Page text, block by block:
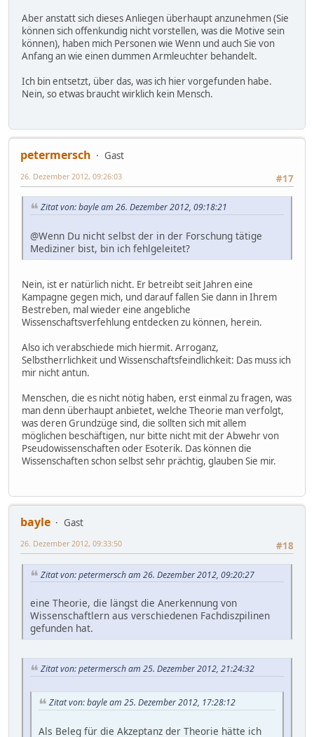
Aber anstatt sich dieses Anliegen überhaupt anzunehmen (Sie
können sich offenkundig nicht vorstellen, was die Motive sein
können), haben mich Personen wie Wenn und auch Sie von
Anfang an wie einen dummen Armleuchter behandelt.
Ich bin entsetzt, über das, was ich hier vorgefunden habe.
Nein, so etwas braucht wirklich kein Mensch.
petermersch
Gast
#17
26. Dezember 2012, 09:26:03
Zitat von: bayle am 26. Dezember 2012, 09:18:21
@Wenn Du nicht selbst der in der Forschung tätige
Mediziner bist, bin ich fehlgeleitet?
Nein, ist er natürlich nicht. Er betreibt seit Jahren eine
Kampagne gegen mich, und darauf fallen Sie dann in Ihrem
Bestreben, mal wieder eine angebliche
Wissenschaftsverfehlung entdecken zu können, herein.
Also ich verabschiede mich hiermit. Arroganz,
Selbstherrlichkeit und Wissenschaftsfeindlichkeit: Das muss ich
mir nicht antun.
Menschen, die es nicht nötig haben, erst einmal zu fragen, was
man denn überhaupt anbietet, welche Theorie man verfolgt,
was deren Grundzüge sind, die sollten sich mit allem
möglichen beschäftigen, nur bitte nicht mit der Abwehr von
Pseudowissenschaften oder Esoterik. Das können die
Wissenschaften schon selbst sehr prächtig, glauben Sie mir.
bayle
Gast
#18
26. Dezember 2012, 09:33:50
Zitat von: petermersch am 26. Dezember 2012, 09:20:27
eine Theorie, die längst die Anerkennung von
Wissenschaftlern aus verschiedenen Fachdiszpilinen
gefunden hat.
Zitat von: petermersch am 25. Dezember 2012, 21:24:32
Zitat von: bayle am 25. Dezember 2012, 17:28:12
Als Beleg für die Akzeptanz der Theorie hätte ich